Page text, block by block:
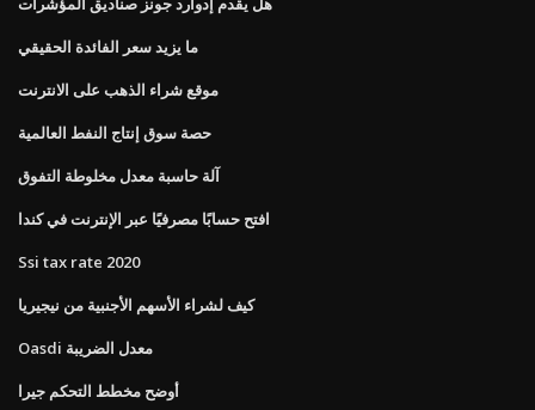
ما يزيد سعر الفائدة الحقيقي
موقع شراء الذهب على الانترنت
حصة سوق إنتاج النفط العالمية
آلة حاسبة معدل مخلوطة التفوق
افتح حسابًا مصرفيًا عبر الإنترنت في كندا
Ssi tax rate 2020
كيف لشراء الأسهم الأجنبية من نيجيريا
Oasdi معدل الضريبة
أوضح مخطط التحكم جيرا